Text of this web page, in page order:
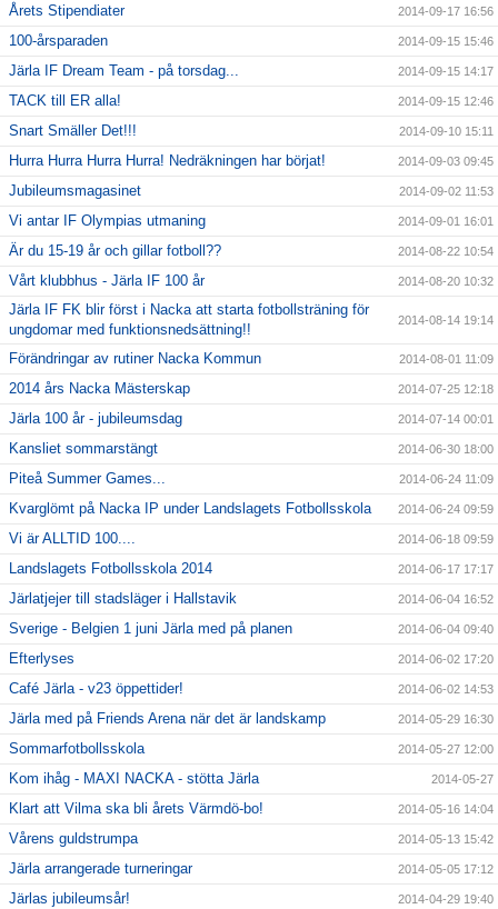
Årets Stipendiater 2014-09-17 16:56
100-årsparaden 2014-09-15 15:46
Järla IF Dream Team - på torsdag... 2014-09-15 14:17
TACK till ER alla! 2014-09-15 12:46
Snart Smäller Det!!! 2014-09-10 15:11
Hurra Hurra Hurra Hurra! Nedräkningen har börjat! 2014-09-03 09:45
Jubileumsmagasinet 2014-09-02 11:53
Vi antar IF Olympias utmaning 2014-09-01 16:01
Är du 15-19 år och gillar fotboll?? 2014-08-22 10:54
Vårt klubbhus - Järla IF 100 år 2014-08-20 10:32
Järla IF FK blir först i Nacka att starta fotbollsträning för
ungdomar med funktionsnedsättning!!
2014-08-14 19:14
Förändringar av rutiner Nacka Kommun 2014-08-01 11:09
2014 års Nacka Mästerskap 2014-07-25 12:18
Järla 100 år - jubileumsdag 2014-07-14 00:01
Kansliet sommarstängt 2014-06-30 18:00
Piteå Summer Games... 2014-06-24 11:09
Kvarglömt på Nacka IP under Landslagets Fotbollsskola 2014-06-24 09:59
Vi är ALLTID 100.... 2014-06-18 09:59
Landslagets Fotbollsskola 2014 2014-06-17 17:17
Järlatjejer till stadsläger i Hallstavik 2014-06-04 16:52
Sverige - Belgien 1 juni Järla med på planen 2014-06-04 09:40
Efterlyses 2014-06-02 17:20
Café Järla - v23 öppettider! 2014-06-02 14:53
Järla med på Friends Arena när det är landskamp 2014-05-29 16:30
Sommarfotbollsskola 2014-05-27 12:00
Kom ihåg - MAXI NACKA - stötta Järla 2014-05-27
Klart att Vilma ska bli årets Värmdö-bo! 2014-05-16 14:04
Vårens guldstrumpa 2014-05-13 15:42
Järla arrangerade turneringar 2014-05-05 17:12
Järlas jubileumsår! 2014-04-29 19:40